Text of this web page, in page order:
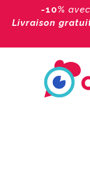
-10%
Livraison